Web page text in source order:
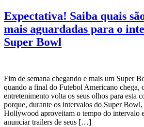
Expectativa! Saiba quais
mais aguardadas para o
Super Bowl
Fim de semana chegando e mais um Super
quando a final do Futebol Americano chega,
entretenimento volta os seus olhos para esta
porque, durante os intervalos do Super Bowl,
Hollywood aproveitam o tempo do intervalo
anunciar trailers de seus […]